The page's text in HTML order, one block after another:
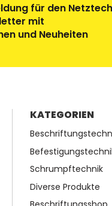
für den Netztech
mit
und Neuheiten
KATEGORIEN
Schrumpftechnik
Diverse Produkte